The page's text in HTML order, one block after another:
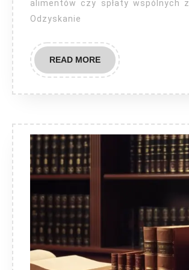
alimentów czy spłaty wspólnych
Odzyskanie
READ MOREREAD
MORE